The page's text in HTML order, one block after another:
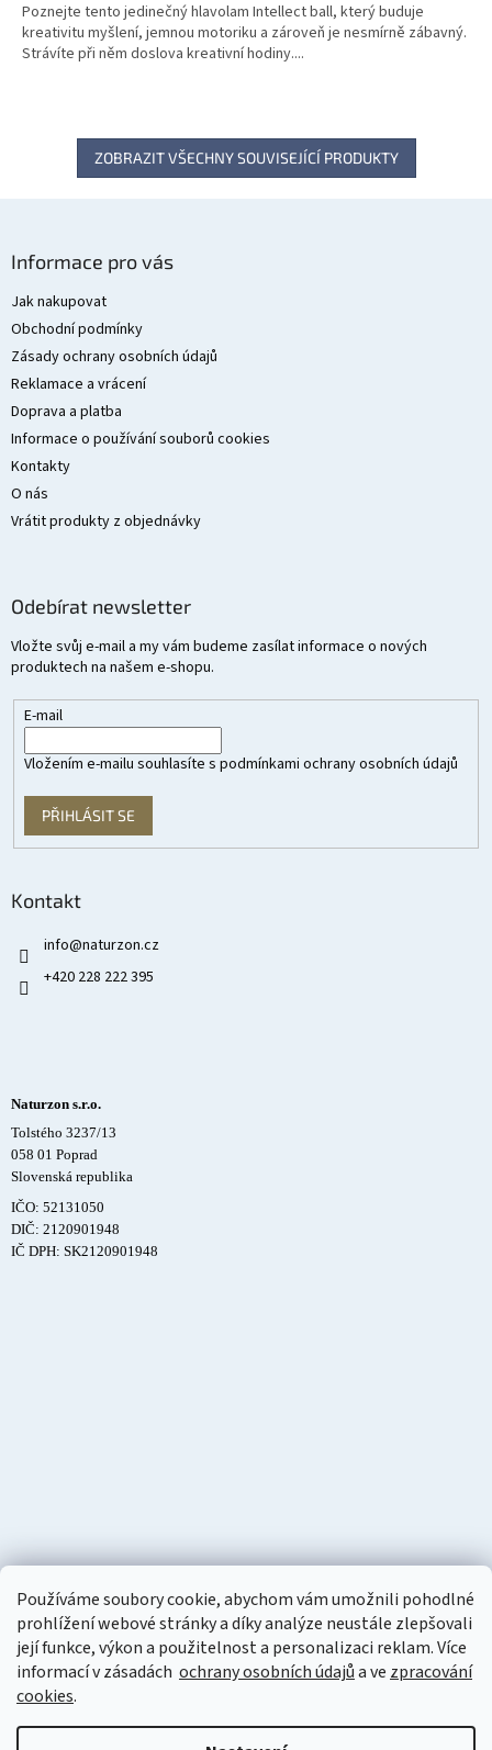
Používáme soubory cookie, abychom vám umožnili pohodlné
prohlížení webové stránky a díky analýze neustále zlepšovali
její funkce, výkon a použitelnost a personalizaci reklam. Více
informací v zásadách ochrany osobních údajůa ve zpracování
cookies.
Poznejte tento jedinečný hlavolam Intellect ball, který buduje
kreativitu myšlení, jemnou motoriku a zároveň je nesmírně zábavný.
Strávíte při něm doslova kreativní hodiny....
ZOBRAZIT VŠECHNY SOUVISEJÍCÍ PRODUKTY
Informace pro vás
Jak nakupovat
Obchodní podmínky
Zásady ochrany osobních údajů
Reklamace a vrácení
Doprava a platba
Informace o používání souborů cookies
Kontakty
O nás
Vrátit produkty z objednávky
Odebírat newsletter
Vložte svůj e-mail a my vám budeme zasílat informace o nových
produktech na našem e-shopu.
E-mail
Vložením e-mailu souhlasíte s podmínkami ochrany osobních údajů
PŘIHLÁSIT SE
Kontakt
info@naturzon.cz
+420 228 222 395
Naturzon s.r.o.
Tolstého 3237/13
058 01 Poprad
Slovenská republika
IČO: 52131050
DIČ: 2120901948
IČ DPH: SK2120901948